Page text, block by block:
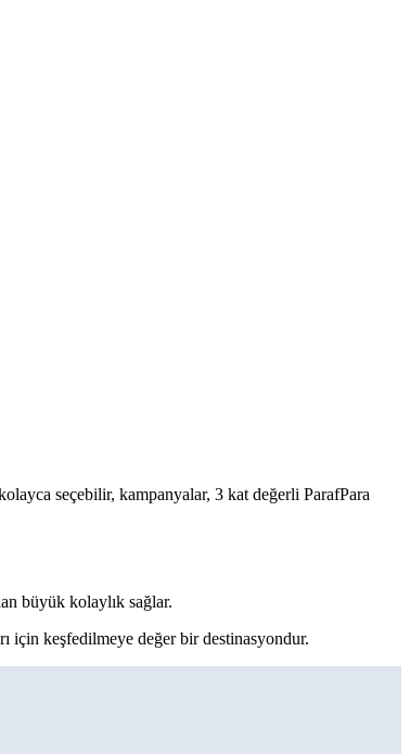
seçebilir, kampanyalar, 3 kat değerli ParafPara
büyük kolaylık sağlar.
için keşfedilmeye değer bir destinasyondur.